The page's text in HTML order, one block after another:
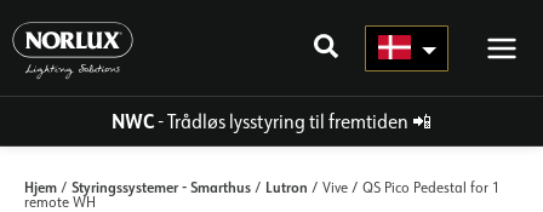
indhold
NWC- Trådløs lysstyring til fremtiden 📲
Hjem / Styringssystemer - Smarthus / Lutron / Vive / QS Pico Pedestal for 1
remote WH